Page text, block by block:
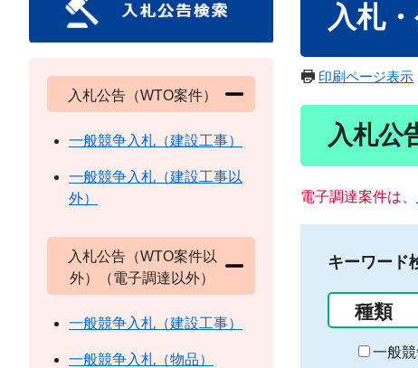
入札
印刷ページ表示
入札公
電子調達案件は、
キーワード
種類
一般競
入札公告（WTO案件）
一般競争入札（建設工事）
一般競争入札（建設工事以
外）
入札公告（WTO案件以
外）（電子調達以外）
一般競争入札（建設工事）
一般競争入札（物品）